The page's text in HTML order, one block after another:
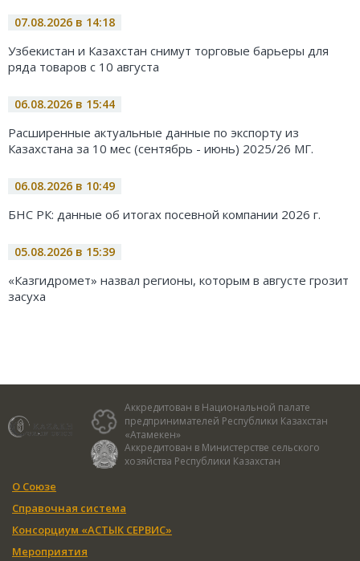
07.08.2026 в 14:18
Узбекистан и Казахстан снимут торговые барьеры для
ряда товаров с 10 августа
06.08.2026 в 15:44
Расширенные актуальные данные по экспорту из
Казахстана за 10 мес (сентябрь - июнь) 2025/26 МГ.
06.08.2026 в 10:49
БНС РК: данные об итогах посевной компании 2026 г.
05.08.2026 в 15:39
«Казгидромет» назвал регионы, которым в августе грозит
засуха
Аккредитован в Национальной палате
предпринимателей Республики Казахстан
«Атамекен»
Аккредитован в Министерстве сельского
хозяйства Республики Казахстан
О Союзе
Справочная система
Консорциум «АСТЫК СЕРВИС»
Мероприятия